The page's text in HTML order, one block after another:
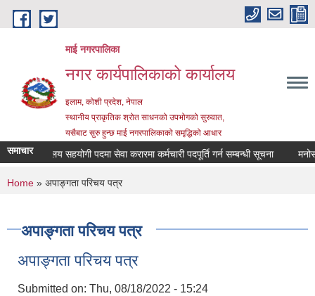
Skip to main content
माई नगरपालिका
नगर कार्यपालिकाको कार्यालय
इलाम, कोशी प्रदेश, नेपाल
स्थानीय प्राकृतिक श्रोत साधनको उपभोगको सुरुवात,
यसैबाट सुरु हुन्छ माई नगरपालिकाको समृद्धिको आधार
समाचारकार्यालय सहयोगी पदमा सेवा करारमा कर्मचारी पदपूर्ति गर्न सम्बन्धी सूचना
You are here
Home » अपाङ्गता परिचय पत्र
अपाङ्गता परिचय पत्र
अपाङ्गता परिचय पत्र
Submitted on: Thu, 08/18/2022 - 15:24